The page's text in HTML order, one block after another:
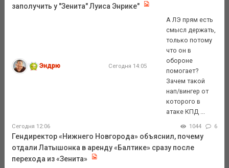
заполучить у "Зенита" Луиса Энрике"
Эндрю Сегодня 14:05
А ЛЭ прям есть
смысл держать,
только потому
что он в
обороне
помогает?
Зачем такой
нап/вингер от
которого в
атаке КПД ...
Сегодня 12:06 1044 6
Гендиректор «Нижнего Новгорода» объяснил, почему
отдали Латышонка в аренду «Балтике» сразу после
перехода из «Зенита»